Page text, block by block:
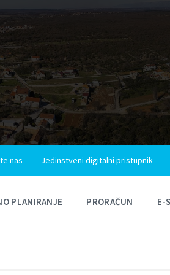
nas Jedinstveni digitalni pristupnik
PLANIRANJE PRORAČUN E-